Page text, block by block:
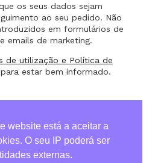
os seus dados sejam
ao seu pedido. Não
em formulários de
emails de marketing.
de utilização e Política de
estar bem informado.
website está a aceitar a
O seu IP poderá ser
externas.